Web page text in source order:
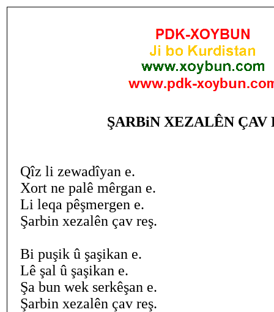
ŞARBiN XEZALÊN ÇAV
Qîz li zewadîyan e.
Xort ne palê mêrgan e.
Li leqa pêşmergen e.
Şarbin xezalên çav reş.
Bi puşik û şaşikan e.
Lê şal û şaşikan e.
Şa bun wek serkêşan e.
Şarbin xezalên çav reş.